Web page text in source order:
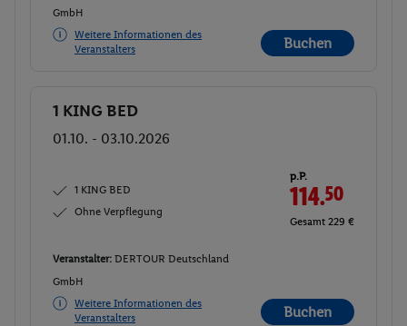
GmbH
Weitere Informationen des
Veranstalters
Buchen
Buchen
1 KING BED
01.10. - 03.10.2026
1 KING BED
Ohne Verpflegung
p.P.
114.50
Gesamt 229 €
Veranstalter: DERTOUR Deutschland
GmbH
Weitere Informationen des
Veranstalters
Buchen